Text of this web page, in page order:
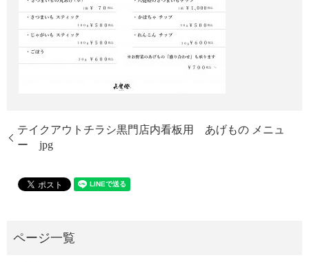
テイクアウトチラシ黒門店内看板用 あげもの メニュ
ー jpg